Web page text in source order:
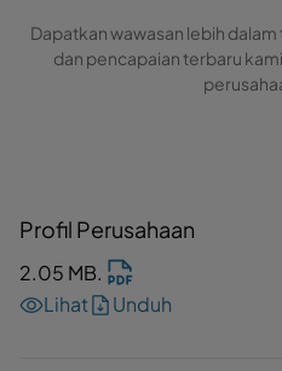
Dapatkan wawasan lebih
dan pencapaian terbaru
Profil Perusahaan
2.05 MB.
Lihat
Unduh